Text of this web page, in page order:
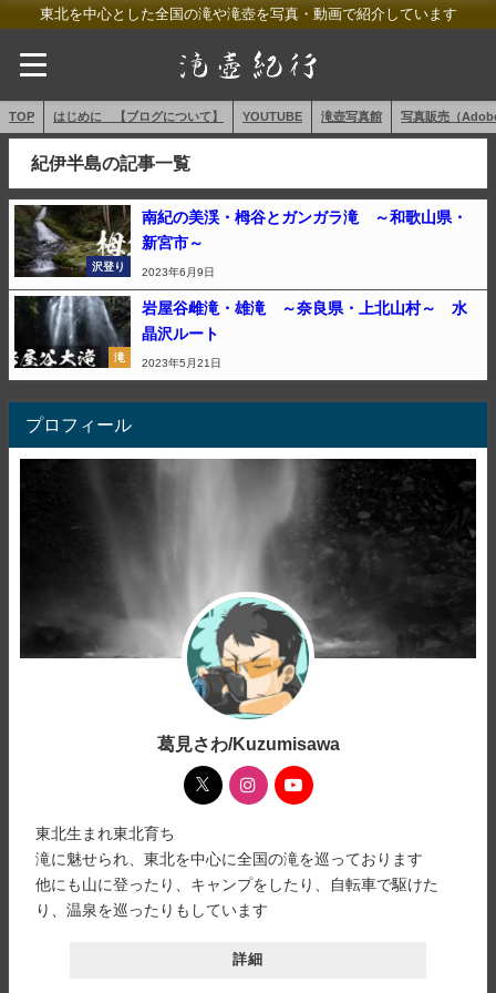
東北を中心とした全国の滝や滝壺を写真・動画で紹介しています
TOP はじめに 【ブログについて】 YOUTUBE 滝壺写真館 写真販売（
紀伊半島の記事一覧
沢登り
南紀の美渓・栂谷とガンガラ滝 ～和歌山県・
新宮市～
2023年6月9日
滝
岩屋谷雌滝・雄滝 ～奈良県・上北山村～ 水
晶沢ルート
2023年5月21日
プロフィール
葛見さわ/Kuzumisawa
東北生まれ東北育ち
滝に魅せられ、東北を中心に全国の滝を巡っております
他にも山に登ったり、キャンプをしたり、自転車で駆けた
り、温泉を巡ったりもしています
詳細